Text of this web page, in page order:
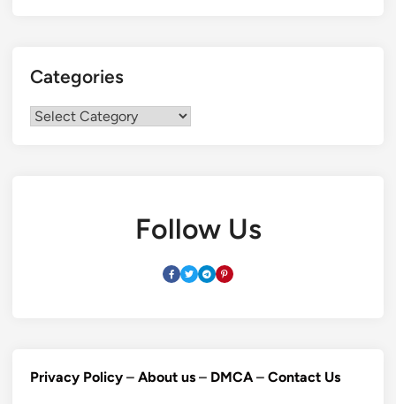
Categories
Categories
Follow Us
Privacy Policy – About us – DMCA– Contact Us